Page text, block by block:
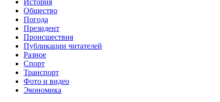
История
Общество
Погода
Президент
Происшествия
Публикации читателей
Разное
Спорт
Транспорт
Фото и видео
Экономика